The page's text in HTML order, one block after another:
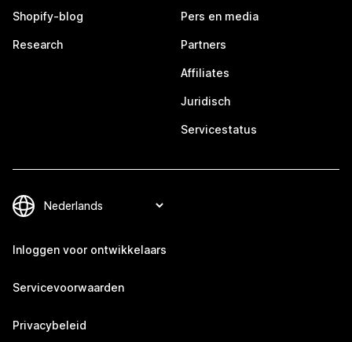
Shopify-blog
Research
Pers en media
Partners
Affiliates
Juridisch
Servicestatus
Inloggen voor ontwikkelaars
Servicevoorwaarden
Privacybeleid